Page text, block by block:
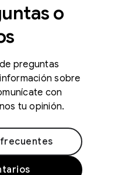
o
preguntas
sobre
con
tu opinión.